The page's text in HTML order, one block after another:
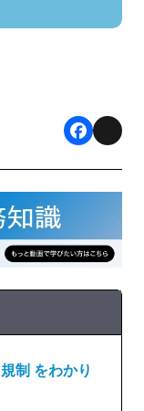
a
e
o
k
制 をわかり